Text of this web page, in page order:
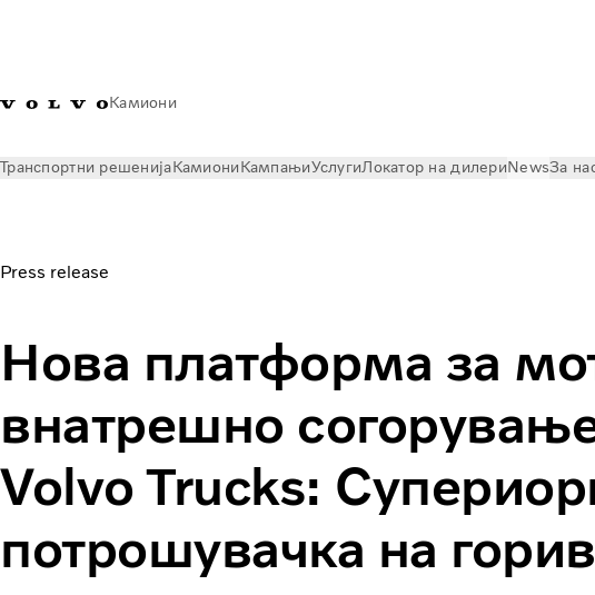
Камиони
Транспортни решенијаКамиониКампањиУслугиЛокатор на дилериNewsЗа
алтернативни горива
Press release
Нова платформа за
внатрешно
Volvo Trucks:
потрошувачка на